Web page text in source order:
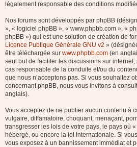
légalement responsable des conditions
Nos forums sont développés par phpBB
», « logiciel phpBB », « www.phpbb.com », «
phpBB ») qui est une solution de création de
Licence Publique Générale GNU v2 »
être téléchargée sur www.phpbb.com (en
seul but de faciliter les discussions sur internet,
cas responsable de la conduite et/ou du
que nous n’acceptons pas. Si vous souhaitez
concernant phpBB, nous vous invitons à
anglais).
Vous acceptez de ne publier aucun contenu à
vulgaire, diffamatoire, choquant, menaçant,
transgresser les lois de votre pays, le pays où
hébergé, ou encore la loi internationale. Si
vous exposez à un bannissement immédiat et